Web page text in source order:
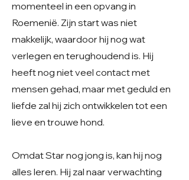
momenteel in een opvang in
Roemenië. Zijn start was niet
makkelijk, waardoor hij nog wat
verlegen en terughoudend is. Hij
heeft nog niet veel contact met
mensen gehad, maar met geduld en
liefde zal hij zich ontwikkelen tot een
lieve en trouwe hond.
Omdat Star nog jong is, kan hij nog
alles leren. Hij zal naar verwachting